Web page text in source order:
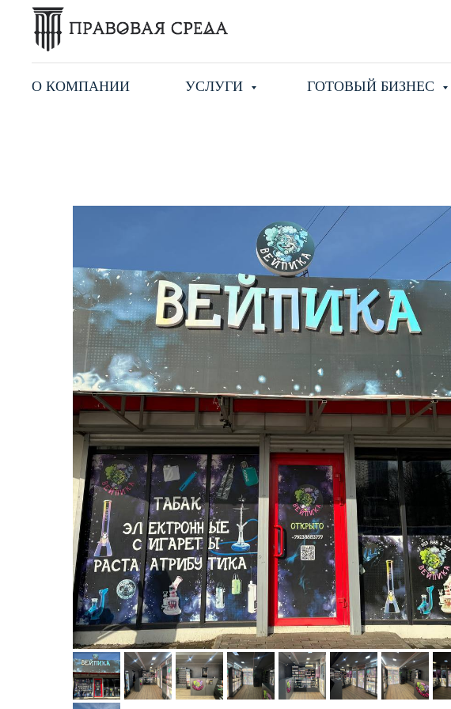
О КОМПАНИИ УСЛУГИ ГОТОВЫЙ БИЗНЕС